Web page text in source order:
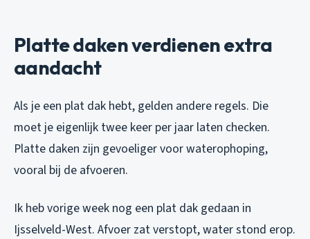
Platte daken verdienen extra
aandacht
Als je een plat dak hebt, gelden andere regels. Die
moet je eigenlijk twee keer per jaar laten checken.
Platte daken zijn gevoeliger voor waterophoping,
vooral bij de afvoeren.
Ik heb vorige week nog een plat dak gedaan in
Ijsselveld-West. Afvoer zat verstopt, water stond erop.